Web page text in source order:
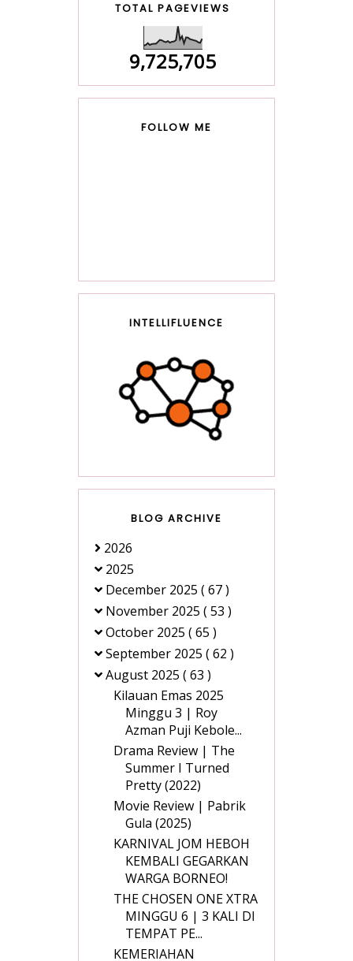
TOTAL PAGEVIEWS
9,725,705
FOLLOW ME
INTELLIFLUENCE
BLOG ARCHIVE
2026
2025
December 2025 ( 67 )
November 2025 ( 53 )
October 2025 ( 65 )
September 2025 ( 62 )
August 2025 ( 63 )
Kilauan Emas 2025
Minggu 3 | Roy
Azman Puji Kebole...
Drama Review | The
Summer I Turned
Pretty (2022)
Movie Review | Pabrik
Gula (2025)
KARNIVAL JOM HEBOH
KEMBALI GEGARKAN
WARGA BORNEO!
THE CHOSEN ONE XTRA
MINGGU 6 | 3 KALI DI
TEMPAT PE...
KEMERIAHAN